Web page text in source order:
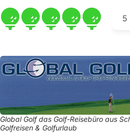
5
Global Golf das Golf-Reisebüro aus
Golfreisen & Golfurlaub